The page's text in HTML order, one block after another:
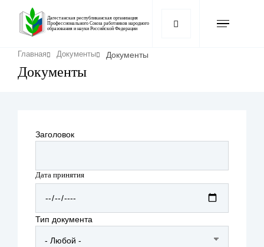
Перейти
основному
Дагестанская республиканская организация
Профессионального Союза работников народного
образования и науки Российской Федерации
Строка
навигации
Главная Документы Документы
Документы
Заголовок
Дата принятия
Тип документа